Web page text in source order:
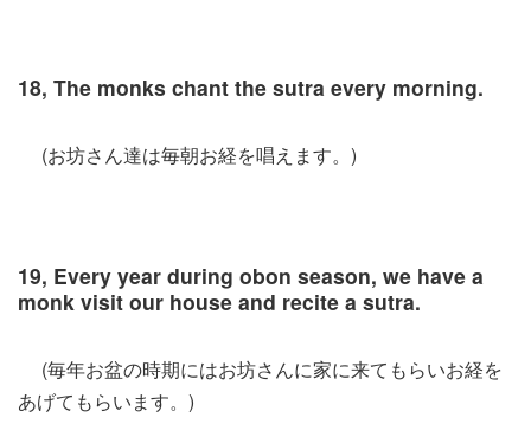
18, The monks chant the sutra every morning.
(お坊さん達は毎朝お経を唱えます。)
19, Every year during obon season, we have a
monk visit our house and recite a sutra.
(毎年お盆の時期にはお坊さんに家に来てもらいお経を
あげてもらいます。)